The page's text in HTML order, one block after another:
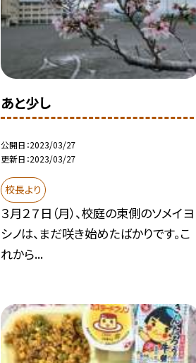
あと少し
公開日 2023/03/27
更新日 2023/03/27
校長より
３月２７日（月）、校庭の東側のソメイヨ
シノは、まだ咲き始めたばかりです。こ
れから...